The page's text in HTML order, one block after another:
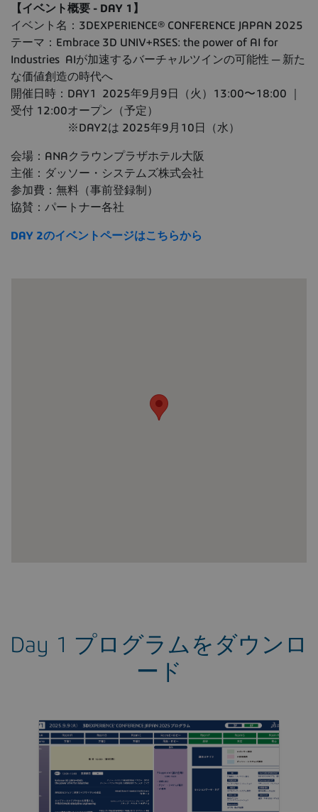
【イベント概要 - DAY 1】
イベント名：3DEXPERIENCE® CONFERENCE JAPAN 2025
テーマ：Embrace 3D UNIV+RSES: the power of AI for
Industries AIが加速するバーチャルツインの可能性 ─ 新た
な価値創造の時代へ
開催日時：DAY1 2025年9月9日（火）13:00〜18:00 ｜
受付 12:00オープン（予定）
※DAY2は 2025年9月10日（水）
会場：ANAクラウンプラザホテル大阪
主催：ダッソー・システムズ株式会社
参加費：無料（事前登録制）
協賛：パートナー各社
DAY 2のイベントページはこちらから
Day 1 プログラムをダウンロ
ード